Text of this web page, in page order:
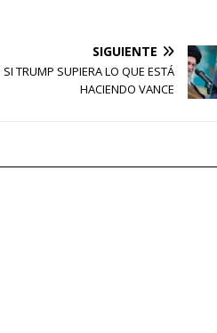
SIGUIENTE
SI TRUMP SUPIERA LO QUE ESTÁ
HACIENDO VANCE